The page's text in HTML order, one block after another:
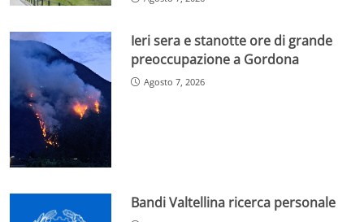
Ieri sera e stanotte ore di grande
preoccupazione a Gordona
Agosto 7, 2026
Bandi Valtellina ricerca personale